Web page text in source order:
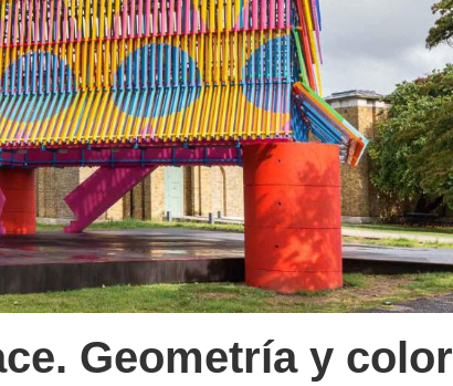
Geometría y color